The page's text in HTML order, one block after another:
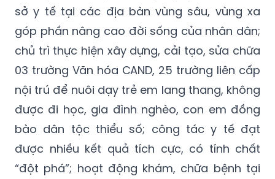
sở y tế tại các địa bàn vùng sâu, vùng xa
góp phần nâng cao đời sống của nhân dân;
chủ trì thực hiện xây dựng, cải tạo, sửa chữa
03 trường Văn hóa CAND, 25 trường liên cấp
nội trú để nuôi dạy trẻ em lang thang, không
được đi học, gia đình nghèo, con em đồng
bào dân tộc thiểu số; công tác y tế đạt
được nhiều kết quả tích cực, có tính chất
“đột phá”; hoạt động khám, chữa bệnh tại